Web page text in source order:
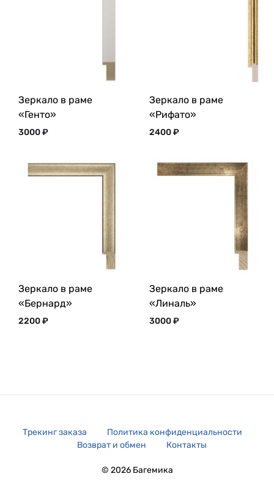
Зеркало в раме
«Генто»
3000₽
Зеркало в раме
«Рифато»
2400₽
Зеркало в раме
«Бернард»
2200₽
Зеркало в раме
«Линаль»
3000₽
© 2026 Багемика
Трекинг заказа
Политика конфиденциальности
Возврат и обмен
Контакты